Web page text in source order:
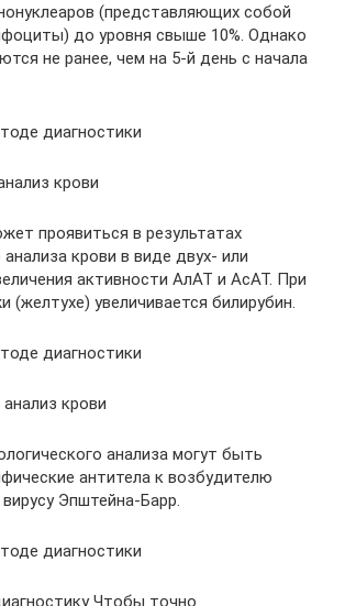
(представляющих собой
до уровня свыше 10%. Однако
не ранее, чем на 5-й день с начала
диагностики
крови
проявиться в результатах
крови в виде двух- или
активности АлАТ и АсАТ. При
(желтухе) увеличивается билирубин.
диагностики
крови
анализа могут быть
антитела к возбудителю
Эпштейна-Барр.
диагностики
Чтобы точно